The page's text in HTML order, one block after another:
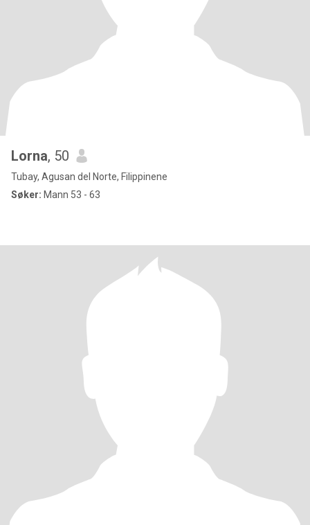
Lorna, 50
Tubay, Agusan del Norte, Filippinene
Søker: Mann 53 - 63